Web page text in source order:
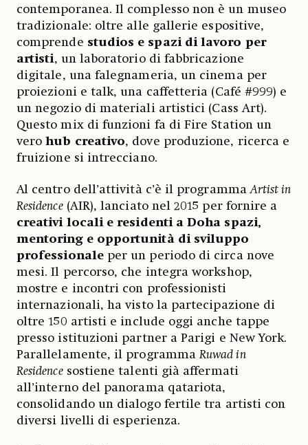
contemporanea. Il complesso non è un museo
tradizionale: oltre alle gallerie espositive,
comprende studios e spazi di lavoro per
artisti, un laboratorio di fabbricazione
digitale, una falegnameria, un cinema per
proiezioni e talk, una caffetteria (Café #999) e
un negozio di materiali artistici (Cass Art).
Questo mix di funzioni fa di Fire Station un
verohub creativo, dove produzione, ricerca e
fruizione si intrecciano.
Al centro dell’attività c’è il programmaArtist in
Residence(AIR), lanciato nel 2015 per fornire a
creativi locali e residenti a Doha spazi,
mentoring e opportunità di sviluppo
professionaleper un periodo di circa nove
mesi. Il percorso, che integra workshop,
mostre e incontri con professionisti
internazionali, ha visto la partecipazione di
oltre 150 artisti e include oggi anche tappe
presso istituzioni partner a Parigi e New York.
Parallelamente, il programmaRuwad in
Residencesostiene talenti già affermati
all’interno del panorama qatariota,
consolidando un dialogo fertile tra artisti con
diversi livelli di esperienza.